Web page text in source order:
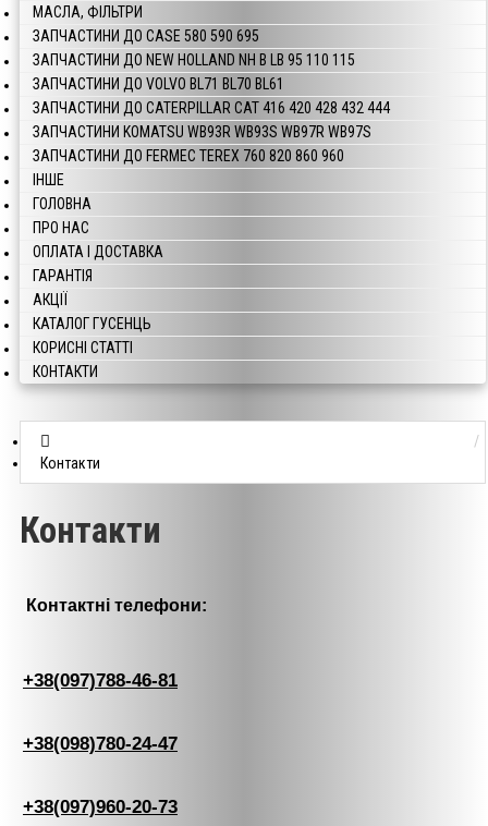
МАСЛА, ФІЛЬТРИ
ЗАПЧАСТИНИ ДО CASE 580 590 695
ЗАПЧАСТИНИ ДО NEW HOLLAND NH B LB 95 110 115
ЗАПЧАСТИНИ ДО VOLVO BL71 BL70 BL61
ЗАПЧАСТИНИ ДО CATERPILLAR CAT 416 420 428 432 444
ЗАПЧАСТИНИ KOMATSU WB93R WB93S WB97R WB97S
ЗАПЧАСТИНИ ДО FERMEC TEREX 760 820 860 960
ІНШЕ
ГОЛОВНА
ПРО НАС
ОПЛАТА І ДОСТАВКА
ГАРАНТІЯ
АКЦІЇ
КАТАЛОГ ГУСЕНЦЬ
КОРИСНІ СТАТТІ
КОНТАКТИ
Контакти
Контакти
Контактні телефони:
+38(097)788-46-81
+38(098)780-24-47
+38(097)960-20-73